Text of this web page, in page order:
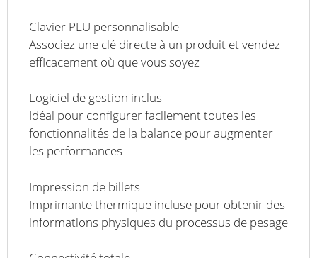
Clavier PLU personnalisable
Associez une clé directe à un produit et vendez
efficacement où que vous soyez
Logiciel de gestion inclus
Idéal pour configurer facilement toutes les
fonctionnalités de la balance pour augmenter
les performances
Impression de billets
Imprimante thermique incluse pour obtenir des
informations physiques du processus de pesage